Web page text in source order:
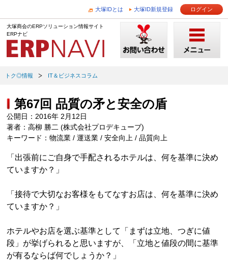
大塚IDとは 大塚ID新規登録 ログイン
大塚商会のERPソリューション情報サイト
ERPナビ
トク◎情報 IT＆ビジネスコラム
第67回 品質の矛と安全の盾
公開日：2016年 2月12日
著者：高柳 勝二 (株式会社プロデキューブ)
キーワード：物流業 / 運送業 / 安全向上 / 品質向上
「出張前にご自身で手配されるホテルは、何を基準に決め
ていますか？」
「接待で大切なお客様をもてなすお店は、何を基準に決め
ていますか？」
ホテルやお店を選ぶ基準として「まずは立地、つぎに値
段」が挙げられると思いますが、「立地と値段の間に基準
が有るならば何でしょうか？」